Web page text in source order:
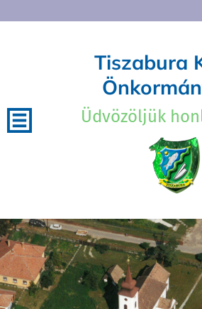
Tiszabura
Üdvözöljük